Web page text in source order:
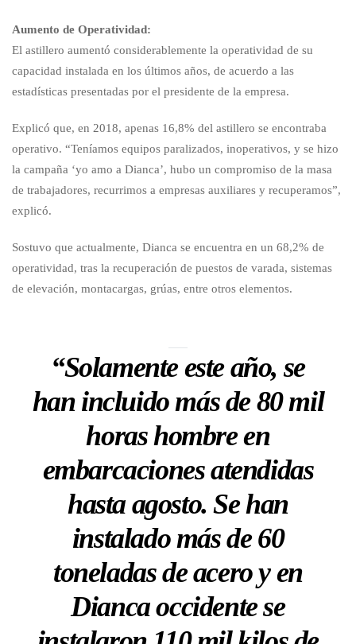
Aumento de Operatividad:
El astillero aumentó considerablemente la operatividad de su
capacidad instalada en los últimos años, de acuerdo a las
estadísticas presentadas por el presidente de la empresa.
Explicó que, en 2018, apenas 16,8% del astillero se encontraba
operativo. “Teníamos equipos paralizados, inoperativos, y se hizo
la campaña ‘yo amo a Dianca’, hubo un compromiso de la masa
de trabajadores, recurrimos a empresas auxiliares y recuperamos”,
explicó.
Sostuvo que actualmente, Dianca se encuentra en un 68,2% de
operatividad, tras la recuperación de puestos de varada, sistemas
de elevación, montacargas, grúas, entre otros elementos.
“Solamente este año, se
han incluido más de 80 mil
horas hombre en
embarcaciones atendidas
hasta agosto. Se han
instalado más de 60
toneladas de acero y en
Dianca occidente se